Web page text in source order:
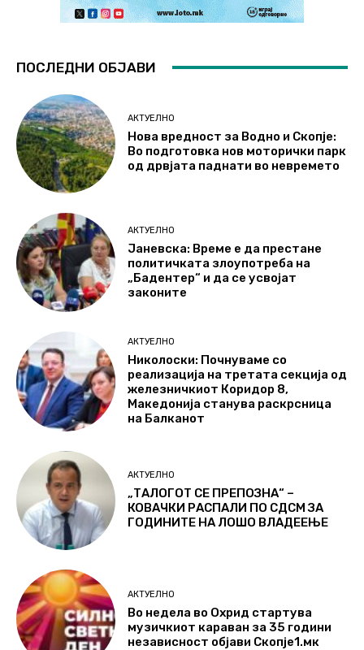
ПОСЛЕДНИ ОБЈАВИ
АКТУЕЛНО
Нова вредност за Водно и Скопје:
Во подготовка нов моторички парк
од дрвјата паднати во невремето
АКТУЕЛНО
Јаневска: Време е да престане
политичката злоупотреба на
„Бадентер“ и да се усвојат
законите
АКТУЕЛНО
Николоски: Почнуваме со
реализација на третата секција од
железничкиот Коридор 8,
Македонија станува раскрсница
на Балканот
АКТУЕЛНО
„ТАЛОГОТ СЕ ПРЕПОЗНА“ –
КОВАЧКИ РАСПАЛИ ПО СДСМ ЗА
ГОДИНИТЕ НА ЛОШО ВЛАДЕЕЊЕ
АКТУЕЛНО
Во недела во Охрид стартува
музичкиот караван за 35 години
независност објави Скопје1.мк